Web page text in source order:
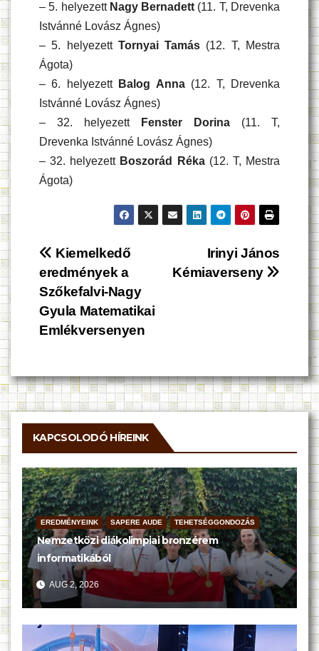
– 5. helyezett Nagy Bernadett (11. T, Drevenka
Istvánné Lovász Ágnes)
– 5. helyezett Tornyai Tamás (12. T, Mestra
Ágota)
– 6. helyezett Balog Anna (12. T, Drevenka
Istvánné Lovász Ágnes)
– 32. helyezett
Fenster Dorina (11. T,
Drevenka Istvánné Lovász Ágnes)
– 32. helyezett Boszorád Réka (12. T, Mestra
Ágota)
Bejegyzés
navigáció
Irinyi János
Kémiaverseny
Kiemelkedő
eredmények a
Szőkefalvi-Nagy
Gyula Matematikai
Emlékversenyen
KAPCSOLODÓ HÍREINK
EREDMÉNYEINK SAPERE AUDE TEHETSÉGGONDOZÁS
Nemzetközi diákolimpiai bronzérem
informatikából
AUG 2, 2026